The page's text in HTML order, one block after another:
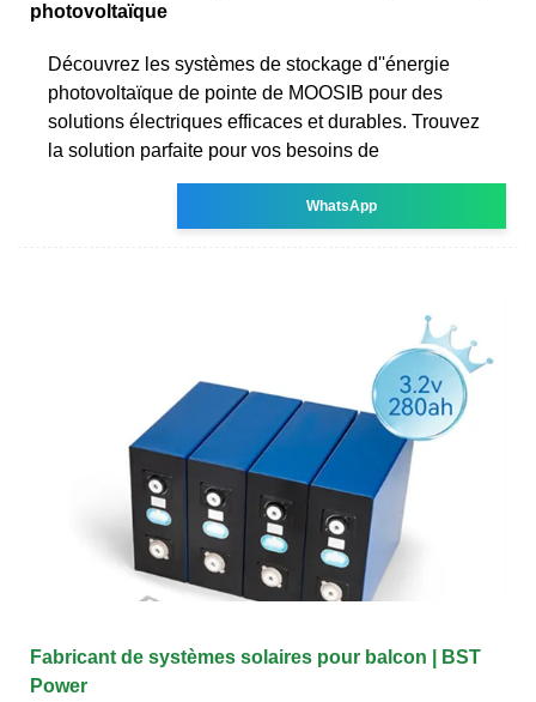
photovoltaïque
Découvrez les systèmes de stockage d''énergie
photovoltaïque de pointe de MOOSIB pour des
solutions électriques efficaces et durables. Trouvez
la solution parfaite pour vos besoins de
WhatsApp
Fabricant de systèmes solaires pour balcon | BST
Power